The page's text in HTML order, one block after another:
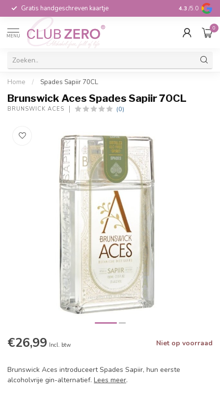
Gratis handgeschreven kaartje Voor 16:00
4.3 /5.0
MENU
0
Home / Spades Sapiir 70CL
Brunswick Aces Spades Sapiir 70CL
BRUNSWICK ACES (0)
€26,99 Incl. btw Niet op voorraad
Brunswick Aces introduceert Spades Sapiir, hun eerste
alcoholvrije gin-alternatief. Lees meer.